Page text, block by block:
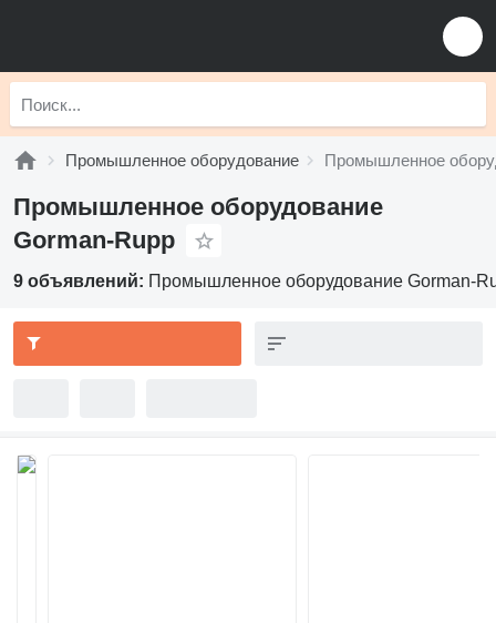
Промышленное оборудование Промышленное
Промышленное оборудование
Gorman-Rupp
9 объявлений: Промышленное оборудование Gorman-